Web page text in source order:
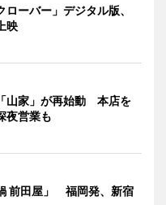
ーバー」デジタル版、
映
山家」が再始動 本店を
夜営業も
前田屋」 福岡発、新宿